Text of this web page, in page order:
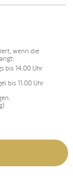
wenn die
bis 14.00 Uhr
bis 11.00 Uhr